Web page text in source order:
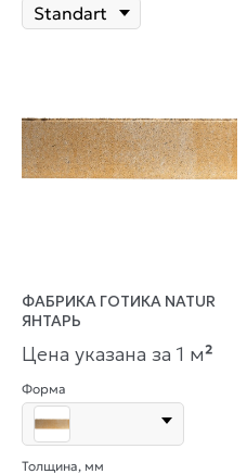
ФАБРИКА ГОТИКА NATUR
ЯНТАРЬ
Цена указана за 1 м²
Форма
Толщина, мм